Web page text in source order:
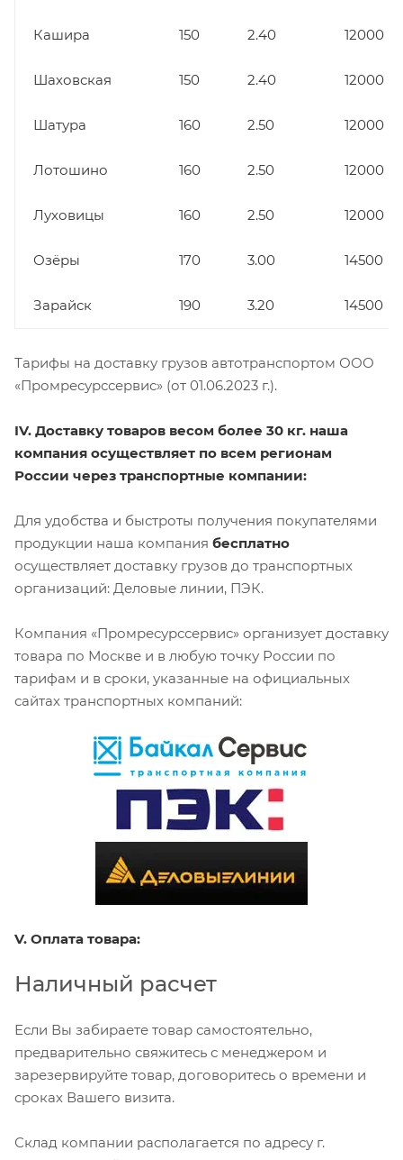
Кашира 150 2.40 12000
Шаховская 150 2.40 12000
Шатура 160 2.50 12000
Лотошино 160 2.50 12000
Луховицы 160 2.50 12000
Озёры 170 3.00 14500
Зарайск 190 3.20 14500
Тарифы на доставку грузов автотранспортом ООО
«Промресурссервис» (от 01.06.2023 г.).
IV. Доставку товаров весом более 30 кг. наша
компания осуществляет по всем регионам
России через транспортные компании:
Для удобства и быстроты получения покупателями
продукции наша компания бесплатно
осуществляет доставку грузов до транспортных
организаций: Деловые линии, ПЭК.
Компания «Промресурссервис» организует доставку
товара по Москве и в любую точку России по
тарифам и в сроки, указанные на официальных
сайтах транспортных компаний:
V. Оплата товара:
Наличный расчет
Если Вы забираете товар самостоятельно,
предварительно свяжитесь с менеджером и
зарезервируйте товар, договоритесь о времени и
сроках Вашего визита.
Склад компании располагается по адресу г.